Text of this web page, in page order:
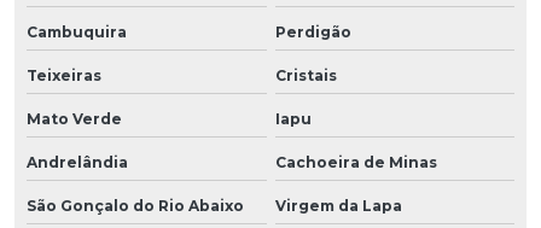
Cambuquira Perdigão
Teixeiras Cristais
Mato Verde Iapu
Andrelândia Cachoeira de Minas
São Gonçalo do Rio Abaixo Virgem da Lapa